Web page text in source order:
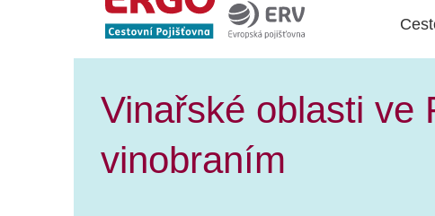
Vinařské oblasti ve
vinobraním